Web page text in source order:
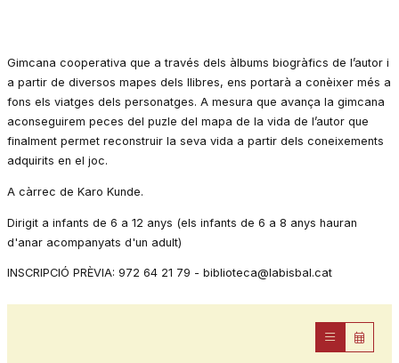
Gimcana cooperativa que a través dels àlbums biogràfics de l’autor i
a partir de diversos mapes dels llibres, ens portarà a conèixer més a
fons els viatges dels personatges. A mesura que avança la gimcana
aconseguirem peces del puzle del mapa de la vida de l’autor que
finalment permet reconstruir la seva vida a partir dels coneixements
adquirits en el joc.
A càrrec de Karo Kunde.
Dirigit a infants de 6 a 12 anys (els infants de 6 a 8 anys hauran
d'anar acompanyats d'un adult)
INSCRIPCIÓ PRÈVIA: 972 64 21 79 - biblioteca@labisbal.cat